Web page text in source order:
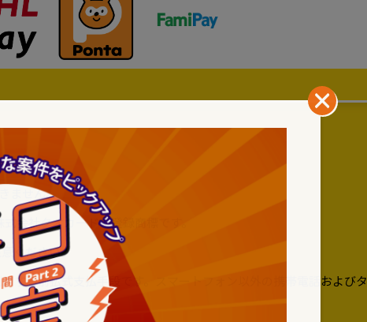
ません。
会社クオカードの登録商標です。
ください。
する前払式支払手段です。スマートフォン以外の携帯電話およびタ